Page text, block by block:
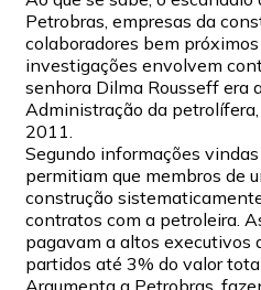
Petrobras, empresas da
colaboradores bem
investigações envolvem
senhora Dilma Rousseff era
Administração da
2011.
Segundo informações
permitiam que membros de
construção
contratos com a petroleira.
pagavam a altos executivos
partidos até 3% do valor